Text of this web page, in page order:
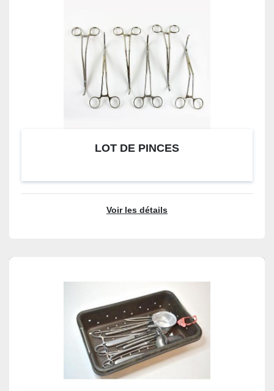
LOT DE PINCES
Voir les détails